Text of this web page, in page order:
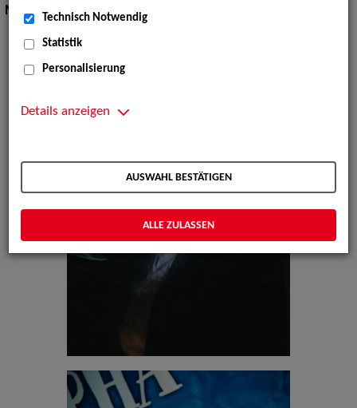
Musik Shows:Sänger / Sängerin
Technisch Notwendig
Statistik
Personalisierung
Details anzeigen
AUSWAHL BESTÄTIGEN
ALLE ZULASSEN